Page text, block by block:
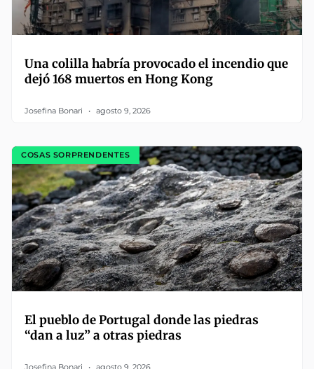
Una colilla habría provocado el incendio que
dejó 168 muertos en Hong Kong
Josefina Bonari agosto 9, 2026
COSAS SORPRENDENTES
El pueblo de Portugal donde las piedras
“dan a luz” a otras piedras